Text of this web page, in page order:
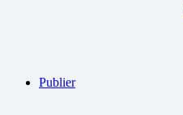
Publier